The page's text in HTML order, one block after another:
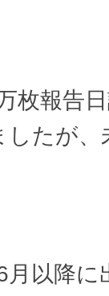
枚報告
たが、
以降に